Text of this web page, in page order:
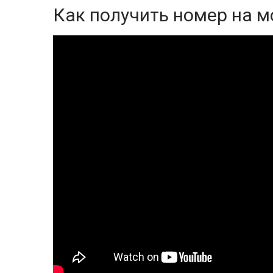
Как получить номер на